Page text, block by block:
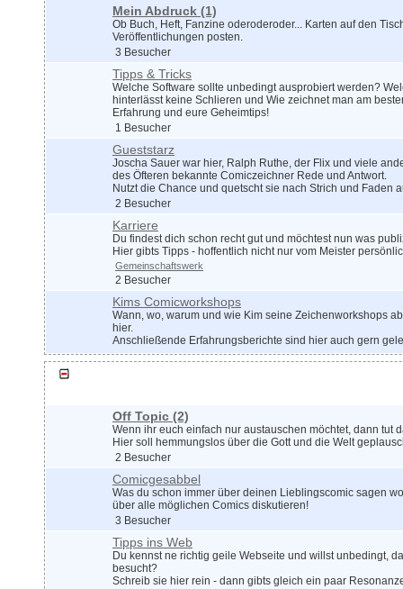
Mein Abdruck (1)
Ob Buch, Heft, Fanzine oderoderoder... Karten auf den
Veröffentlichungen posten.
3 Besucher
Tipps & Tricks
Welche Software sollte unbedingt ausprobiert werden?
hinterlässt keine Schlieren und Wie zeichnet man am
Erfahrung und eure Geheimtips!
1 Besucher
Gueststarz
Joscha Sauer war hier, Ralph Ruthe, der Flix und viele
des Öfteren bekannte Comiczeichner Rede und Antwort.
Nutzt die Chance und quetscht sie nach Strich und Faden
2 Besucher
Karriere
Du findest dich schon recht gut und möchtest nun was
Hier gibts Tipps - hoffentlich nicht nur vom Meister
Gemeinschaftswerk
2 Besucher
Kims Comicworkshops
Wann, wo, warum und wie Kim seine Zeichenworkshops
hier.
Anschließende Erfahrungsberichte sind hier auch gern
Off Topic (2)
Wenn ihr euch einfach nur austauschen möchtet, dann tut
Hier soll hemmungslos über die Gott und die Welt
2 Besucher
Comicgesabbel
Was du schon immer über deinen Lieblingscomic sagen
über alle möglichen Comics diskutieren!
3 Besucher
Tipps ins Web
Du kennst ne richtig geile Webseite und willst unbedingt,
besucht?
Schreib sie hier rein - dann gibts gleich ein paar